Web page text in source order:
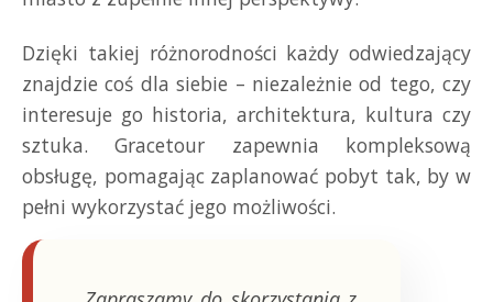
Dzięki takiej różnorodności każdy odwiedzający
znajdzie coś dla siebie – niezależnie od tego, czy
interesuje go historia, architektura, kultura czy
sztuka. Gracetour zapewnia kompleksową
obsługę, pomagając zaplanować pobyt tak, by w
pełni wykorzystać jego możliwości.